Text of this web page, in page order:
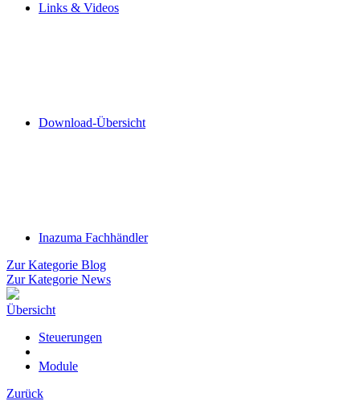
Links & Videos
Download-Übersicht
Inazuma Fachhändler
Zur Kategorie Blog
Zur Kategorie News
Übersicht
Steuerungen
Module
Zurück